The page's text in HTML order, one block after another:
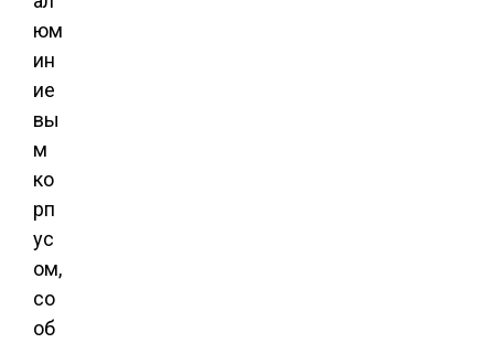
юм
ин
ие
вы
м
ко
рп
ус
ом,
со
об